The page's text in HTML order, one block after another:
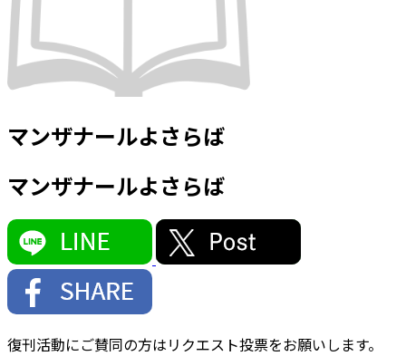
マンザナールよさらば
マンザナールよさらば
復刊活動にご賛同の方はリクエスト投票をお願いします。